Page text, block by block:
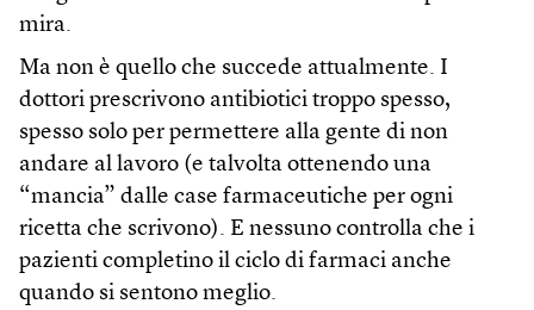
mira.
Ma non è quello che succede attualmente. I
dottori prescrivono antibiotici troppo spesso,
spesso solo per permettere alla gente di non
andare al lavoro (e talvolta ottenendo una
“mancia” dalle case farmaceutiche per ogni
ricetta che scrivono). E nessuno controlla che i
pazienti completino il ciclo di farmaci anche
quando si sentono meglio.